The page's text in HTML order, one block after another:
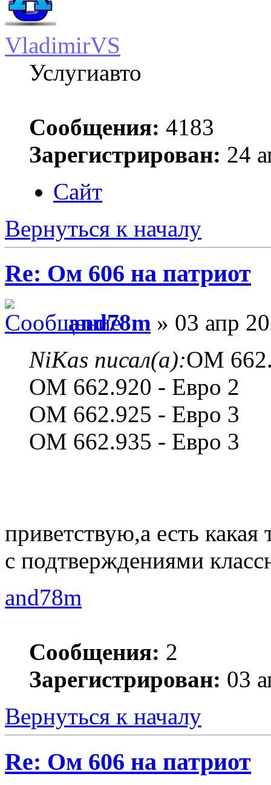
VladimirVS
Услугиавто
Сообщения: 4183
Зарегистрирован: 24
Сайт
Вернуться к началу
Re: Ом 606 на патриот
and78m » 03 апр
NiKas писал(а):ОМ
ОМ 662.920 - Евро 2
OM 662.925 - Евро 3
ОМ 662.935 - Евро 3
приветствую,а есть
с подтверждениями
and78m
Сообщения: 2
Зарегистрирован: 03
Вернуться к началу
Re: Ом 606 на патриот